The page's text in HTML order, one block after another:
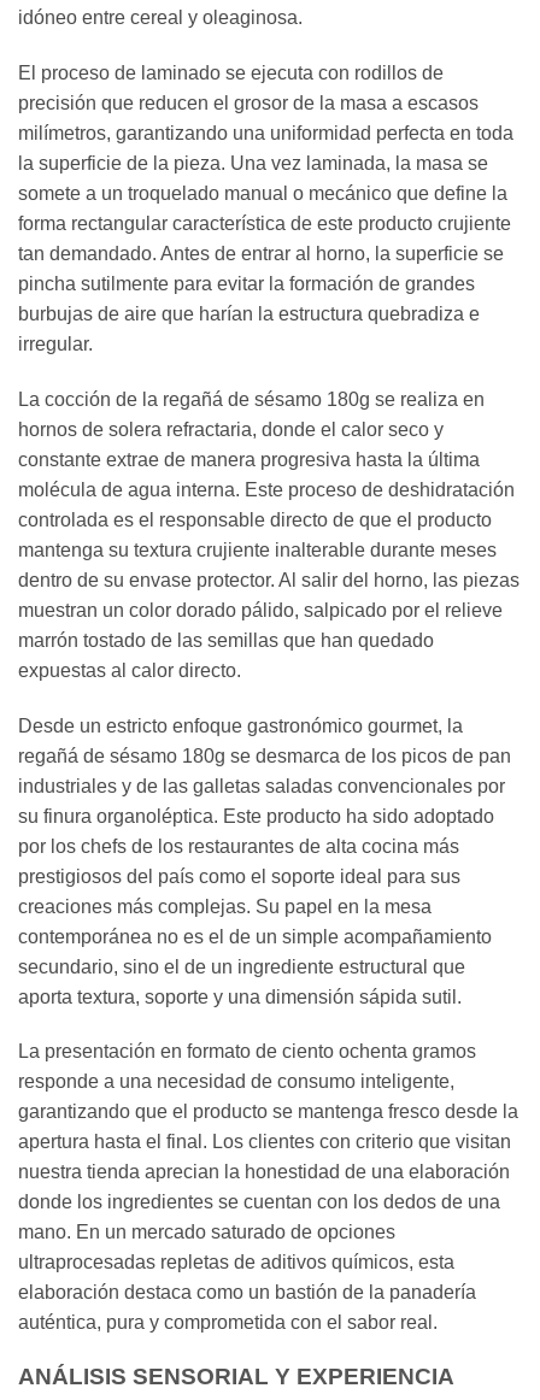
idóneo entre cereal y oleaginosa.
El proceso de laminado se ejecuta con rodillos de
precisión que reducen el grosor de la masa a escasos
milímetros, garantizando una uniformidad perfecta en toda
la superficie de la pieza. Una vez laminada, la masa se
somete a un troquelado manual o mecánico que define la
forma rectangular característica de este producto crujiente
tan demandado. Antes de entrar al horno, la superficie se
pincha sutilmente para evitar la formación de grandes
burbujas de aire que harían la estructura quebradiza e
irregular.
La cocción de la regañá de sésamo 180g se realiza en
hornos de solera refractaria, donde el calor seco y
constante extrae de manera progresiva hasta la última
molécula de agua interna. Este proceso de deshidratación
controlada es el responsable directo de que el producto
mantenga su textura crujiente inalterable durante meses
dentro de su envase protector. Al salir del horno, las piezas
muestran un color dorado pálido, salpicado por el relieve
marrón tostado de las semillas que han quedado
expuestas al calor directo.
Desde un estricto enfoque gastronómico gourmet, la
regañá de sésamo 180g se desmarca de los picos de pan
industriales y de las galletas saladas convencionales por
su finura organoléptica. Este producto ha sido adoptado
por los chefs de los restaurantes de alta cocina más
prestigiosos del país como el soporte ideal para sus
creaciones más complejas. Su papel en la mesa
contemporánea no es el de un simple acompañamiento
secundario, sino el de un ingrediente estructural que
aporta textura, soporte y una dimensión sápida sutil.
La presentación en formato de ciento ochenta gramos
responde a una necesidad de consumo inteligente,
garantizando que el producto se mantenga fresco desde la
apertura hasta el final. Los clientes con criterio que visitan
nuestra tienda aprecian la honestidad de una elaboración
donde los ingredientes se cuentan con los dedos de una
mano. En un mercado saturado de opciones
ultraprocesadas repletas de aditivos químicos, esta
elaboración destaca como un bastión de la panadería
auténtica, pura y comprometida con el sabor real.
ANÁLISIS SENSORIAL Y EXPERIENCIA